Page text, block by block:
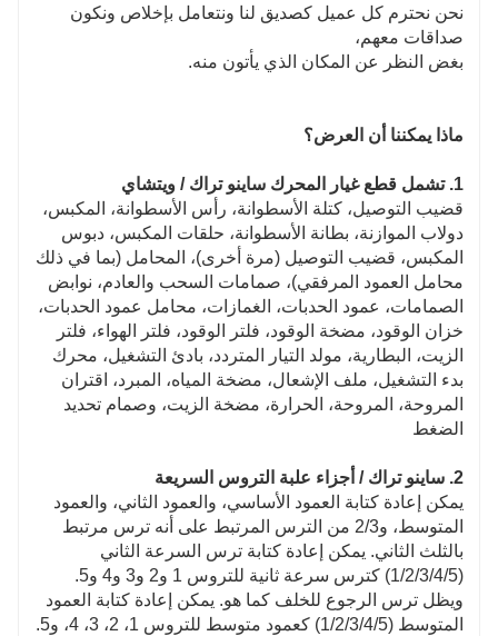
نحن نحترم كل عميل كصديق لنا ونتعامل بإخلاص ونكون
صداقات معهم،
بغض النظر عن المكان الذي يأتون منه.
ماذا يمكننا أن العرض؟
1. تشمل قطع غيار المحرك ساينو تراك / ويتشاي
قضيب التوصيل، كتلة الأسطوانة، رأس الأسطوانة، المكبس،
دولاب الموازنة، بطانة الأسطوانة، حلقات المكبس، دبوس
المكبس، قضيب التوصيل (مرة أخرى)، المحامل (بما في ذلك
محامل العمود المرفقي)، صمامات السحب والعادم، نوابض
الصمامات، عمود الحدبات، الغمازات، محامل عمود الحدبات،
خزان الوقود، مضخة الوقود، فلتر الوقود، فلتر الهواء، فلتر
الزيت، البطارية، مولد التيار المتردد، بادئ التشغيل، محرك
بدء التشغيل، ملف الإشعال، مضخة المياه، المبرد، اقتران
المروحة، المروحة، الحرارة، مضخة الزيت، وصمام تحديد
الضغط
2. ساينو تراك / أجزاء علبة التروس السريعة
يمكن إعادة كتابة العمود الأساسي، والعمود الثاني، والعمود
المتوسط، و2/3 من الترس المرتبط على أنه ترس مرتبط
بالثلث الثاني. يمكن إعادة كتابة ترس السرعة الثاني
(1/2/3/4/5) كترس سرعة ثانية للتروس 1 و2 و3 و4 و5.
ويظل ترس الرجوع للخلف كما هو. يمكن إعادة كتابة العمود
المتوسط ​​(1/2/3/4/5) كعمود متوسط ​​للتروس 1، 2، 3، 4، و5.